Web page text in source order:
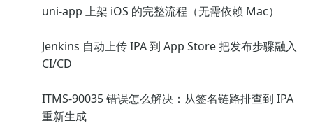
uni-app 上架 iOS 的完整流程（无需依赖 Mac）
Jenkins 自动上传 IPA 到 App Store 把发布步骤融入
CI/CD
ITMS-90035 错误怎么解决：从签名链路排查到 IPA
重新生成